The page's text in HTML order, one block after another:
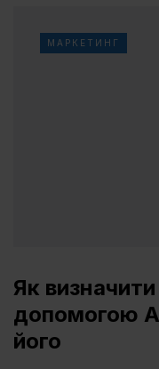
МАРКЕТИНГ
Як визначити
допомогою
його